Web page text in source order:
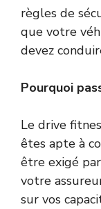
règles de
que votre
devez
Pourquoi
Le drive
êtes apte à
être exigé
votre
sur vos